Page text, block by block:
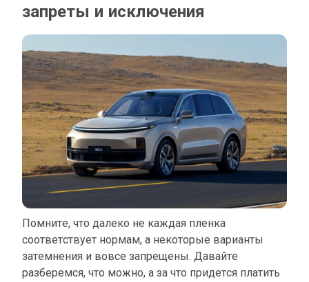
запреты и исключения
Помните, что далеко не каждая пленка
соответствует нормам, а некоторые варианты
затемнения и вовсе запрещены. Давайте
разберемся, что можно, а за что придется платить